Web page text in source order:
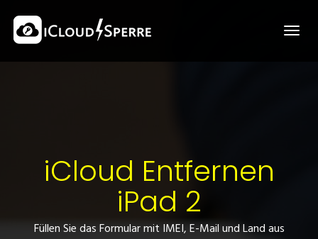
iCloud Entfernen
iPad 2
Füllen Sie das Formular mit IMEI, E-Mail und Land aus